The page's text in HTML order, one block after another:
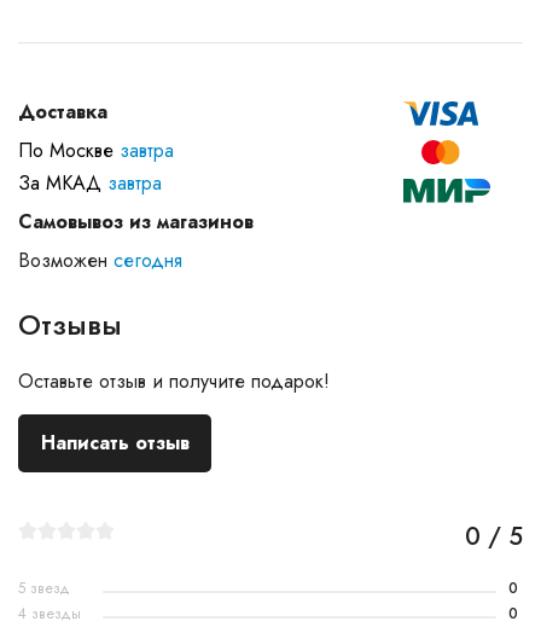
Доставка
По Москве завтра
За МКАД завтра
Самовывоз из магазинов
Возможен сегодня
Отзывы
Оставьте отзыв и получите подарок!
Написать отзыв
0 / 5
5 звезд
0
4 звезды
0